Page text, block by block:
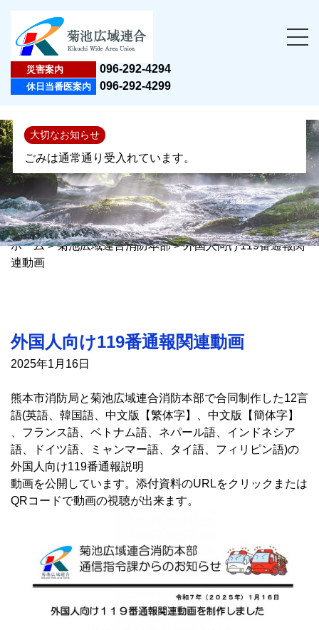
災害案内 096-292-4294
休日当番医案内 096-292-4299
大切なお知らせ
ごみは通常通り受入れています。
ホーム>菊池広域連合消防本部>外国人向け119番通報関
連動画
外国人向け119番通報関連動画
2025年1月16日
熊本市消防局と菊池広域連合消防本部で合同制作した12言
語(英語、韓国語、中文版【繁体字】、中文版【簡体字】
、フランス語、ベトナム語、ネパール語、インドネシア
語、ドイツ語、ミャンマー語、タイ語、フィリピン語)の
外国人向け119番通報説明
動画を公開しています。添付資料のURLをクリックまたは
QRコードで動画の視聴が出来ます。